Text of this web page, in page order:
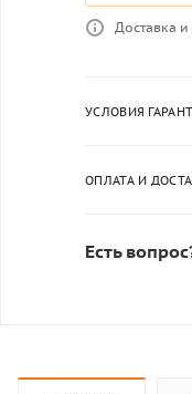
Доставка
УСЛОВИЯ
ОПЛАТА И
Есть